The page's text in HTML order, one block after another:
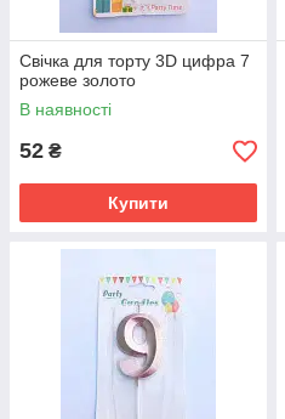
Свічка для торту 3D цифра 7
рожеве золото
В наявності
52 ₴
Купити